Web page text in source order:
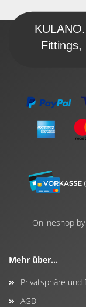
Fittings,
Onlineshop
Mehr über...
Privatsphäre und
AGB